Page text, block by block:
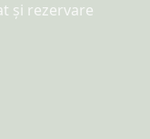
și rezervare